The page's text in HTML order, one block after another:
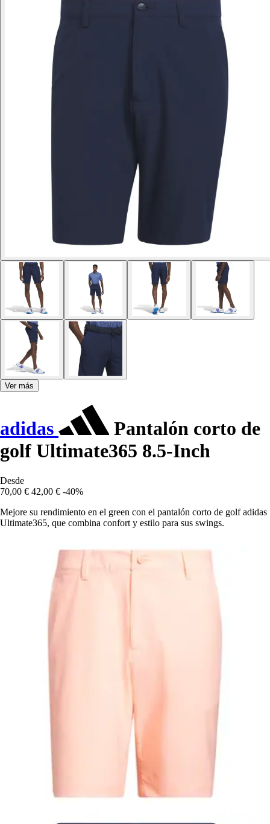
Ver más
adidas
Pantalón corto de
golf Ultimate365 8.5-Inch
Desde
70,00 € 42,00 € -40%
Mejore su rendimiento en el green con el pantalón corto de golf adidas
Ultimate365, que combina confort y estilo para sus swings.